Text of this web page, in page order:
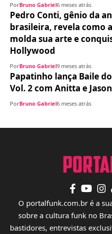
PorBruno Gabriel6 meses atrás
Pedro Conti, gênio da
brasileira, revela como
molda sua arte e
Hollywood
PorBruno Gabriel9 meses atrás
Papatinho lança Baile
Vol. 2 com Anitta e
PorBruno Gabriel6 meses atrás
O portalfunk.com.br é a
sobre a cultura funk no
bastidores, entrevistas